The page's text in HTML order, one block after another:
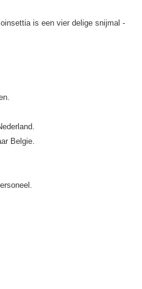
is een vier delige snijmal -